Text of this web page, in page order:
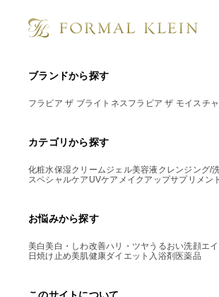
ブランドから探す
フラビア ザ ブライトネスフラビア ザ モイスチ
カテゴリから探す
化粧水保湿クリームジェル美容液 クレンジング/
スペシャルケア UVケア メイクアップサプリメン
お悩みから探す
美白美白・しわ改善ハリ・ツヤ うるおい洗顔エ
日焼け止め美肌健康ダイエット 入浴剤 医薬品